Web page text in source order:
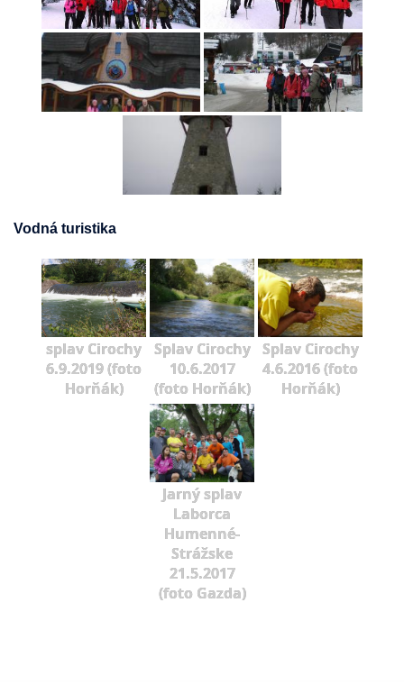
Vodná turistika
splav Cirochy
6.9.2019 (foto
Horňák)
Splav Cirochy
10.6.2017
(foto Horňák)
Splav Cirochy
4.6.2016 (foto
Horňák)
Jarný splav
Laborca
Humenné-
Strážske
21.5.2017
(foto Gazda)